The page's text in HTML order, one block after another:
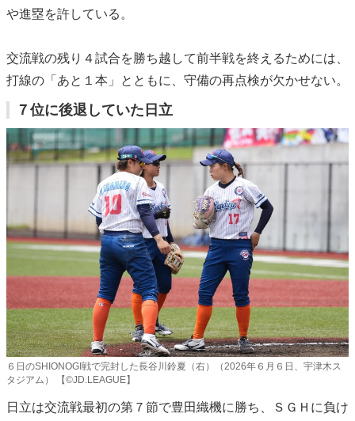
や進塁を許している。
交流戦の残り４試合を勝ち越して前半戦を終えるためには、
打線の「あと１本」とともに、守備の再点検が欠かせない。
７位に後退していた日立
６日のSHIONOGI戦で完封した長谷川鈴夏（右）（2026年６月６日、宇津木ス
タジアム） 【©JD.LEAGUE】
日立は交流戦最初の第７節で豊田織機に勝ち、ＳＧＨに負け